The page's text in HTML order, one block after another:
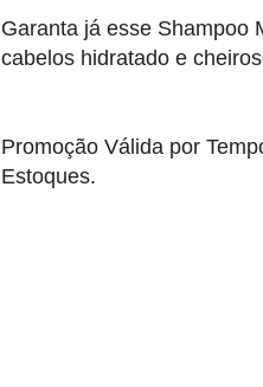
Garanta já esse Shampoo
cabelos hidratado e
Promoção Válida por
Estoques.